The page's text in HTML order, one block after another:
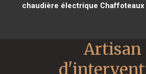
chaudière électrique Chaffoteaux
Artisan